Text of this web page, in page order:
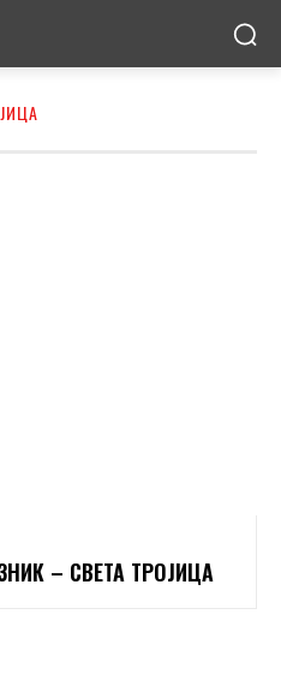
– СВЕТА ТРОЈИЦА